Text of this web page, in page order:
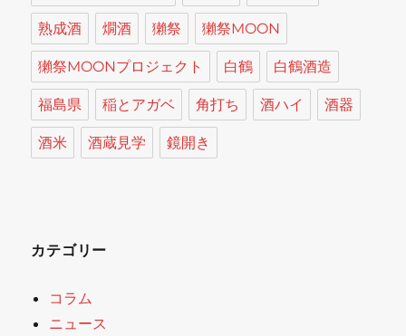
熟成酒 燗酒 獺祭 獺祭MOON
獺祭MOONプロジェクト 白鶴 白鶴酒造
福島県 稲とアガベ 角打ち 酒ハイ 酒器
酒米 酒蔵見学 鏡開き
カテゴリー
コラム
ニュース